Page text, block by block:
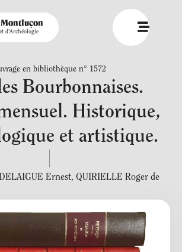
Montluçon
d'Archéologie
en bibliothèque n° 1572
Bourbonnaises.
Historique,
et artistique.
Ernest, QUIRIELLE Roger de